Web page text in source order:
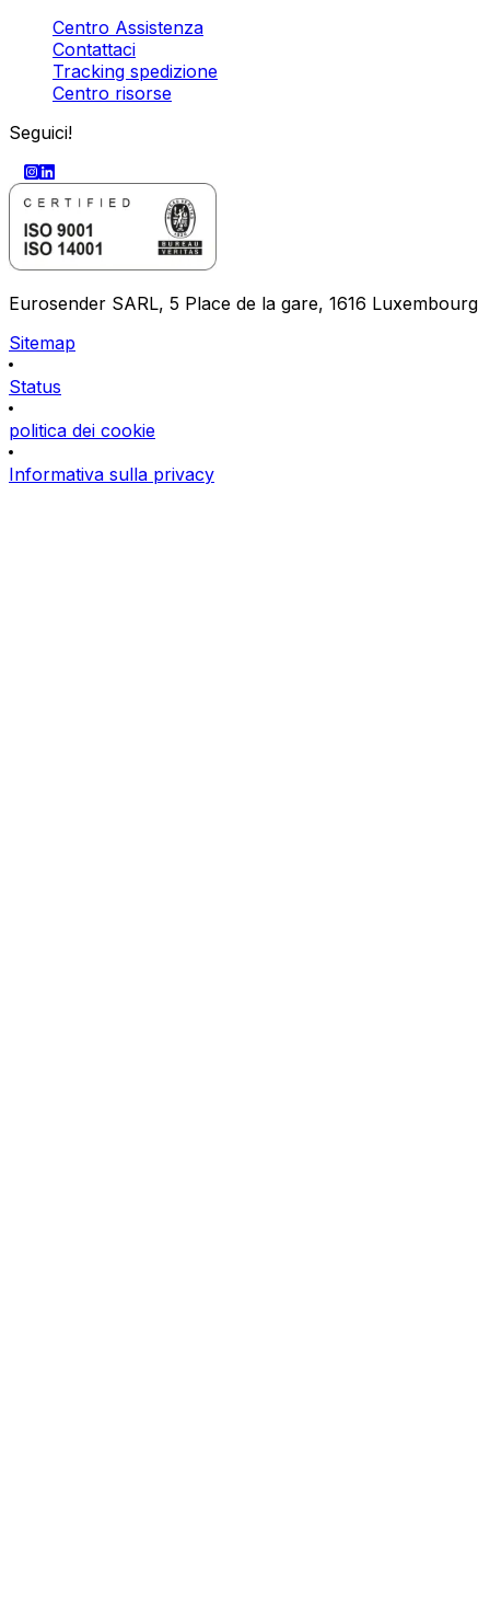
Centro Assistenza
Contattaci
Tracking spedizione
Centro risorse
Seguici!
Eurosender SARL, 5 Place de la gare, 1616 Luxembourg
Sitemap
Status
politica dei cookie
Informativa sulla privacy